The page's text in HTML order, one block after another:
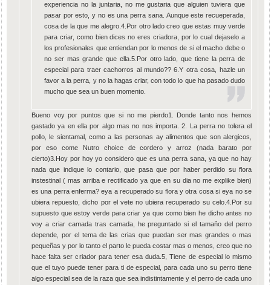
experiencia no la juntaria, no me gustaria que alguien tuviera que
pasar por esto, y no es una perra sana. Aunque este recueperada,
cosa de la que me alegro.4.Por otro lado creo que estas muy verde
para criar, como bien dices no eres criadora, por lo cual dejaselo a
los profesionales que entiendan por lo menos de si el macho debe o
no ser mas grande que ella.5.Por otro lado, que tiene la perra de
especial para traer cachorros al mundo?? 6.Y otra cosa, hazle un
favor a la perra, y no la hagas criar, con todo lo que ha pasado dudo
mucho que sea un buen momento.
Bueno voy por puntos que si no me pierdo1. Donde tanto nos hemos
gastado ya en ella por algo mas no nos importa. 2. La perra no tolera el
pollo, le sientamal, como a las personas ay alimentos que son alergicos,
por eso come Nutro choice de cordero y arroz (nada barato por
cierto)3.Hoy por hoy yo considero que es una perra sana, ya que no hay
nada que indique lo contario, que pasa que por haber perdido su flora
instestinal ( mas arriba e rectificado ya que en su dia no me explike bien)
es una perra enferma? eya a recuperado su flora y otra cosa si eya no se
ubiera repuesto, dicho por el vete no ubiera recuperado su celo.4.Por su
supuesto que estoy verde para criar ya que como bien he dicho antes no
voy a criar camada tras camada, he preguntado si el tamaño del perro
depende, por el tema de las crias que puedan ser mas grandes o mas
pequeñas y por lo tanto el parto le pueda costar mas o menos, creo que no
hace falta ser criador para tener esa duda.5, Tiene de especial lo mismo
que el tuyo puede tener para ti de especial, para cada uno su perro tiene
algo especial sea de la raza que sea indistintamente y el perro de cada uno